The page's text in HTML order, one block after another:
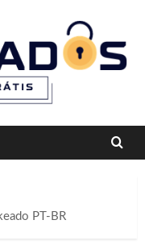
PT-BR